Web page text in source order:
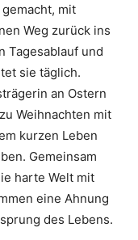
mit
Weg zurück ins
Tagesablauf und
sie täglich.
an Ostern
Weihnachten mit
kurzen Leben
Gemeinsam
harte Welt mit
eine Ahnung
des Lebens.